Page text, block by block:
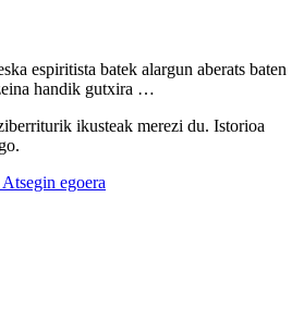
espiritista batek alargun aberats baten
handik gutxira …
ikusteak merezi du. Istorioa
Atsegin egoera